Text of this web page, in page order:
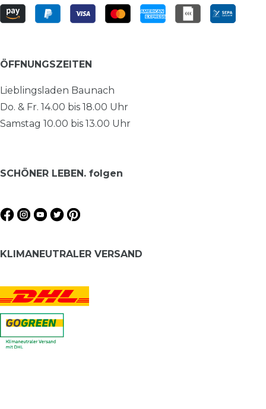
ÖFFNUNGSZEITEN
Lieblingsladen Baunach
Do. & Fr. 14.00 bis 18.00 Uhr
Samstag 10.00 bis 13.00 Uhr
SCHÖNER LEBEN. folgen
KLIMANEUTRALER VERSAND